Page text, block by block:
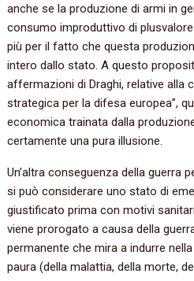
anche se la produzione di armi in
consumo improduttivo di
più per il fatto che questa
intero dallo stato. A questo
affermazioni di Draghi, relative alla
strategica per la difesa europea”,
economica trainata dalla
certamente una pura illusione.
Un’altra conseguenza della guerra
si può considerare uno stato di
giustificato prima con motivi
viene prorogato a causa della
permanente che mira a indurre
paura (della malattia, della morte,